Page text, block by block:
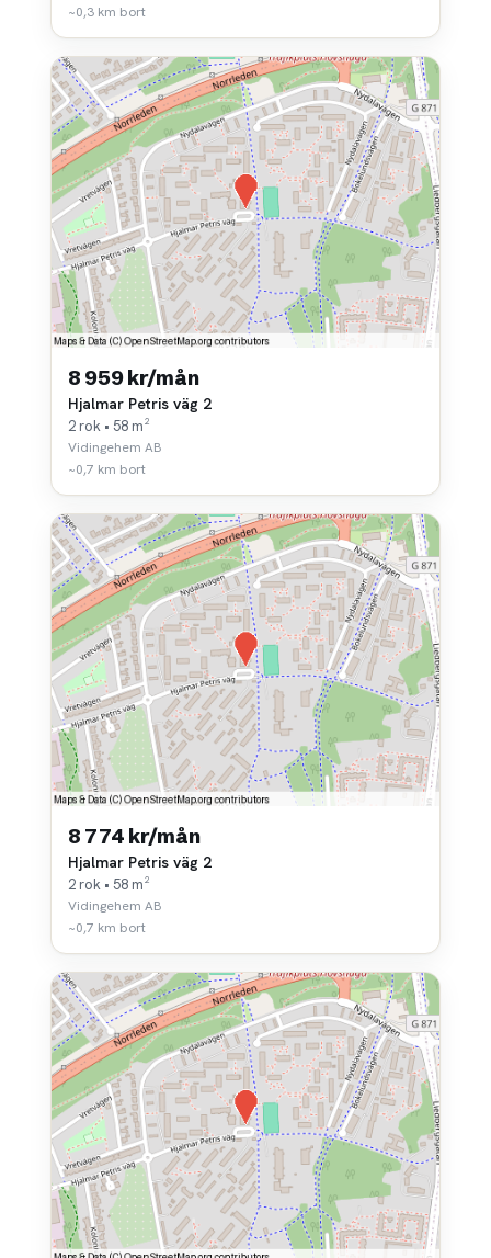
~0,3 km bort
8 959 kr/mån
Hjalmar Petris väg 2
2 rok • 58 m²
Vidingehem AB
~0,7 km bort
8 774 kr/mån
Hjalmar Petris väg 2
2 rok • 58 m²
Vidingehem AB
~0,7 km bort